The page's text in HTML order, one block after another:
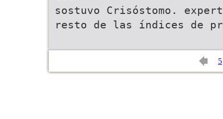
sostuvo Crisóstomo.
resto de las índices de
5